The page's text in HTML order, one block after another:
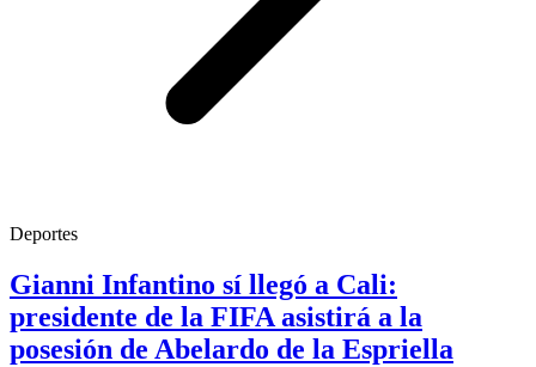
Deportes
Gianni Infantino sí llegó a Cali:
presidente de la FIFA asistirá a la
posesión de Abelardo de la Espriella